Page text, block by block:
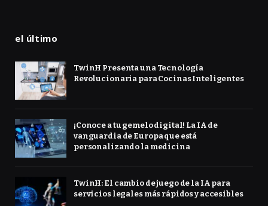
el último
TwinH Presenta una Tecnología
Revolucionaria para Cocinas Inteligentes
¡Conoce a tu gemelo digital! La IA de
vanguardia de Europa que está
personalizando la medicina
TwinH: El cambio de juego de la IA para
servicios legales más rápidos y accesibles